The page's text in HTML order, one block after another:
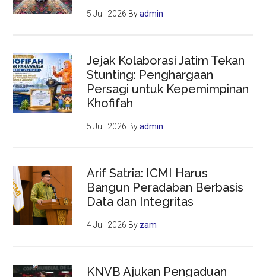
5 Juli 2026 Byadmin
Jejak Kolaborasi Jatim Tekan
Stunting: Penghargaan
Persagi untuk Kepemimpinan
Khofifah
5 Juli 2026 Byadmin
Arif Satria: ICMI Harus
Bangun Peradaban Berbasis
Data dan Integritas
4 Juli 2026 By zam
KNVB Ajukan Pengaduan